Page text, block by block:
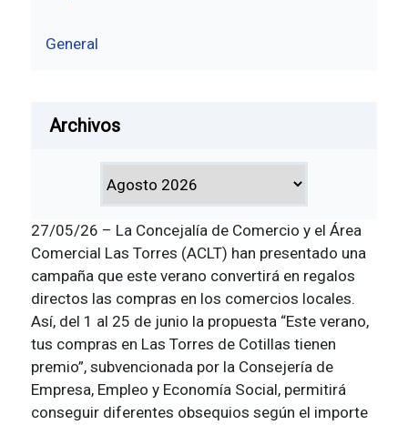
General
Archivos
27/05/26 – La Concejalía de Comercio y el Área
Comercial Las Torres (ACLT) han presentado una
campaña que este verano convertirá en regalos
directos las compras en los comercios locales.
Así, del 1 al 25 de junio la propuesta “Este verano,
tus compras en Las Torres de Cotillas tienen
premio”, subvencionada por la Consejería de
Empresa, Empleo y Economía Social, permitirá
conseguir diferentes obsequios según el importe